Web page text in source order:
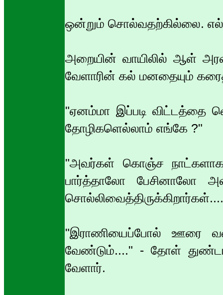
ஒன்றும் சொல்வதற்கில்லை.
அறையின் வாயிலில் ஆள்
வேளாரின் கல் மனதையும்
"ஏனம்மா இப்படி விட்டத்தை
தோழிகளெல்லாம் எங்கே ?"
"அவர்கள் கொஞ்ச நாட்களாக
பார்த்தாலோ பேசினாலோ
"இராணியைப்போல் ஊரை
வேண்டும்...." - தோள்
வேளார்.